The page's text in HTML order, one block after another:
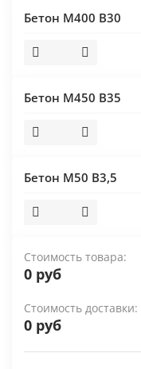
Бетон М400 В30
Бетон М450 В35
Бетон М50 В3,5
Стоимость товара:
0 руб
Стоимость доставки:
0 руб